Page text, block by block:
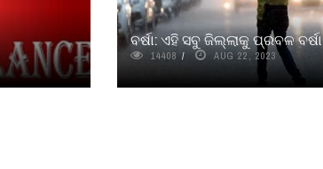
ବର୍ଷା: ଏହି ସବୁ ଜିଲ୍ଲାକୁ ପ୍ରବଳ ବର୍ଷା
14408 AUG 22, 2023